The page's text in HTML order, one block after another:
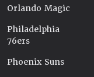
Orlando Magic
Philadelphia
76ers
Phoenix Suns